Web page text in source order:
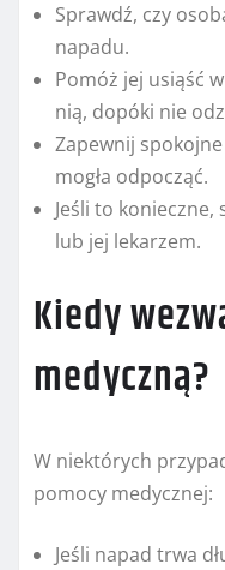
Sprawdź, czy
napadu.
Pomóż jej usiąść
nią, dopóki nie
Zapewnij
mogła odpocząć.
Jeśli to
lub jej lekarzem.
Kiedy
medyczną?
W niektórych
pomocy medycznej:
Jeśli napad trwa